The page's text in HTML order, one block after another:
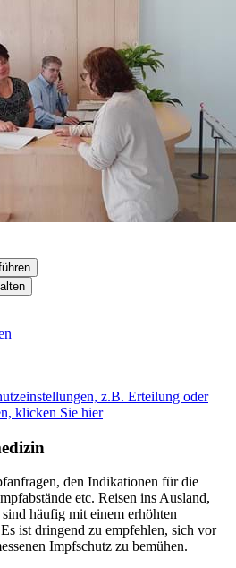
z.B. Erteilung oder
klicken Sie hier
den Indikationen für die
etc. Reisen ins Ausland,
häufig mit einem erhöhten
ist dringend zu empfehlen, sich vor
Impfschutz zu bemühen.